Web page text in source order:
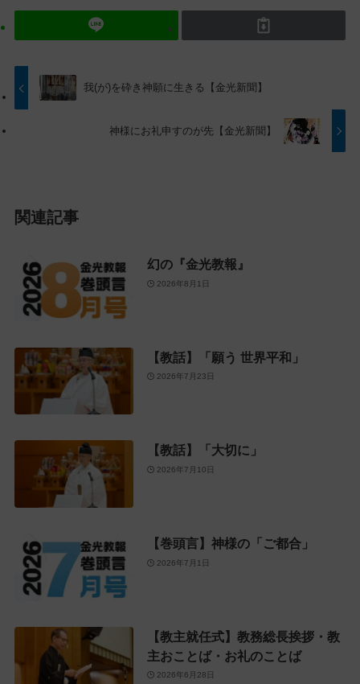
ッ
プ
に
動
す
る
我(が)を砕き神願に生きる【金光新聞】
神様にお礼申すのが先【金光新聞】
関連記事
幻の『金光教報』
2026年8月1日
【教話】「願う 世界平和」
2026年7月23日
【教話】「大切に」
2026年7月10日
【巻頭言】神様の「ご都合」
2026年7月1日
【教主就任式】教務総長挨拶・教
主おことば・お礼のことば
2026年6月28日